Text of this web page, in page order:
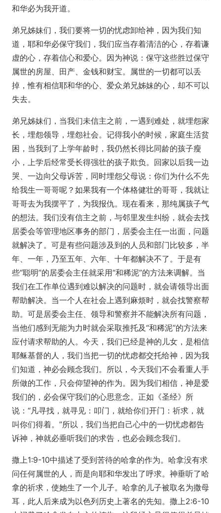
和华必为我开道。
弟兄姊妹们，我们要将一切的忧虑卸给神，因为我们知
道，耶和华必保守我们，我们应当存着清洁的心，存着谦
虚的心，存着信心和爱心。因为神说：保守这些胜过保守
属世的房屋、田产、金钱和财宝。属世的一切都可以丢
掉，惟有相信耶和华的心、爱众弟兄姊妹的心，却不可以
失去。
弟兄姊妹们，当我们未信主之前，一遇到难处，就埋怨家
长，埋怨领导，埋怨社会。记得我小的时候，家庭生活贫
困，当我到了上学年龄时，我仍然长得比同龄的孩子瘦
小，上学后经常受长得强壮的孩子欺负。回家以后我一边
哭、一边向父母诉苦，同时埋怨父母说：你们为什么不先
给我生一哥哥呢？如果我有一个体格健壮的哥哥，我就让
哥哥去为我摆平了，为我报仇。现在看来，那纯属孩子气
的想法。我们没有信主之前，与邻里发生纠纷，就会去找
居委会等管理地区事务的部门，居委会主任一出面，问题
就解决了。可是有些问题涉及到的人员和部门比较多，半
年、一年，乃至五年、六年、十年都解决不了。于是有
些“聪明”的居委会主任就采用“和稀泥”的方法来调解。当
我们在工作单位遇到难以解决的问题时，就会请领导出面
帮助解决。当一个人在社会上遇到麻烦时，就会找警察帮
助。可是居委会主任、领导和警察并不能解决所有问题，
当他们感到无能为力时就会采取推托及“和稀泥”的方法来
应付请求帮助的人。今天，我们已经是神的儿女，是相信
耶稣基督的人，我们当把一切的忧虑都交托给神，因为我
们知道，神必会顾念我们。所以，今天我们不会看重人手
所做的工作，只会仰望神的作为。因为我们相信，神是爱
我们的，必会保守我们的心思意念。正如《圣经》所
说：“凡寻找，就寻见：叩门，就给你们开门：祈求，就
叫你们得着。”所以，我们当把自己心中的一切忧虑都告
诉神，神就必垂听我们的求告，也必会顾念我们。
撒上1:9-10中描述了受到苦待的哈拿的作为。哈拿没有求
问任何属世的人，而是向耶和华发出了呼求。神垂听了哈
拿的祈求，使她生了一个儿子。哈拿的儿子被取名为撒母
耳，此人后来成为以色列历史上著名的先知。撒上2:6-10